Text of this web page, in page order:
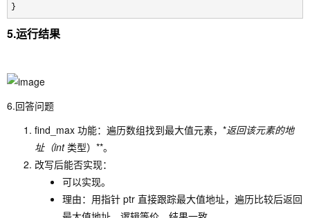
}
5.运行结果
6.回答问题
find_max 功能：遍历数组找到最大值元素，*返回该元素的地
址（int类型）**。
改写后能否实现：
可以实现。
理由：用指针 ptr 直接跟踪最大值地址，遍历比较后返回